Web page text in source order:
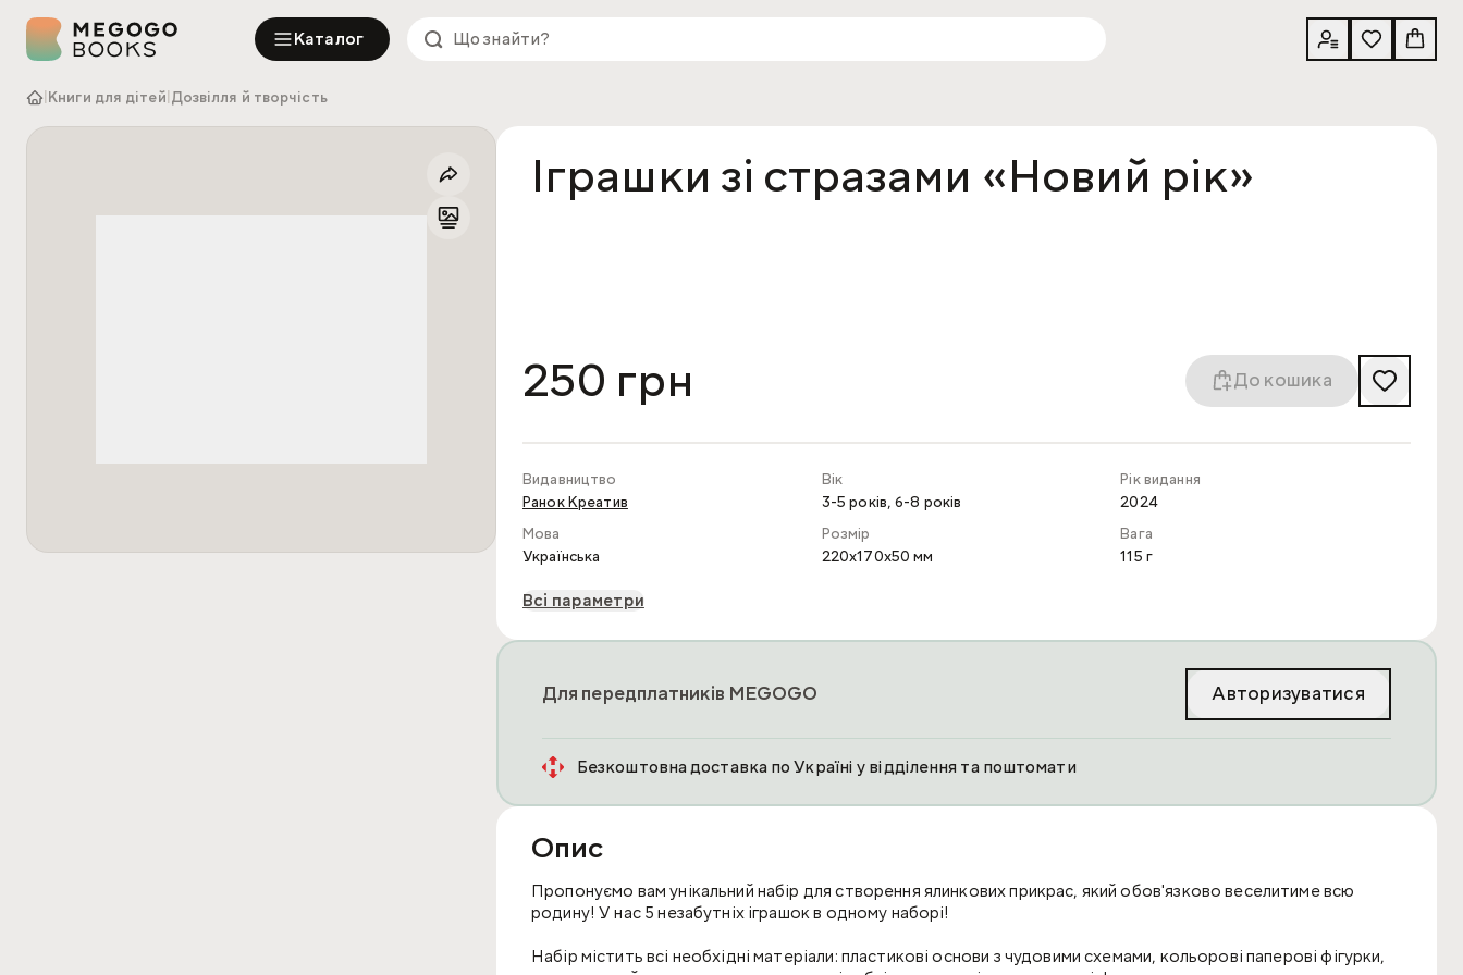
Каталог
Книги для дітей Дозвілля й творчість
Іграшки зі стразами «Новий рік»
250 грн До кошика
Видавництво
Ранок Креатив
Вік
3-5 років, 6-8 років
Рік видання
2024
Мова
Українська
Розмір
220x170x50 мм
Вага
115 г
Всі параметри
Для передплатників MEGOGO Авторизуватися
Безкоштовна доставка по Україні у відділення та поштомати
Опис
Пропонуємо вам унікальний набір для створення ялинкових прикрас, який обов'язково веселитиме всю
родину! У нас 5 незабутніх іграшок в одному наборі!
Набір містить всі необхідні матеріали: пластикові основи з чудовими схемами, кольорові паперові фігурки,